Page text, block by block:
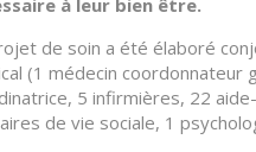
à leur bien être.
de soin a été élaboré
(1 médecin coordonnateur
5 infirmières, 22
de vie sociale, 1